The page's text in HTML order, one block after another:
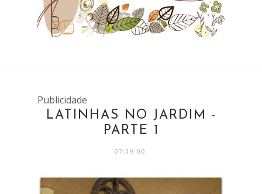
Publicidade
LATINHAS NO JARDIM -
PARTE 1
07:39:00